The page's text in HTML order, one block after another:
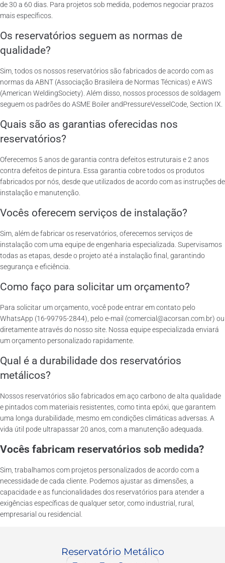
de 30 a 60 dias. Para projetos sob medida, podemos negociar prazos
mais específicos.
Os reservatórios seguem as normas de
qualidade?
Sim, todos os nossos reservatórios são fabricados de acordo com as
normas da ABNT (Associação Brasileira de Normas Técnicas) e AWS
(American WeldingSociety). Além disso, nossos processos de soldagem
seguem os padrões do ASME Boiler andPressureVesselCode, Section IX.
Quais são as garantias oferecidas nos
reservatórios?
Oferecemos 5 anos de garantia contra defeitos estruturais e 2 anos
contra defeitos de pintura. Essa garantia cobre todos os produtos
fabricados por nós, desde que utilizados de acordo com as instruções de
instalação e manutenção.
Vocês oferecem serviços de instalação?
Sim, além de fabricar os reservatórios, oferecemos serviços de
instalação com uma equipe de engenharia especializada. Supervisamos
todas as etapas, desde o projeto até a instalação final, garantindo
segurança e eficiência.
Como faço para solicitar um orçamento?
Para solicitar um orçamento, você pode entrar em contato pelo
WhatsApp (16-99795-2844), pelo e-mail (comercial@acorsan.com.br) ou
diretamente através do nosso site. Nossa equipe especializada enviará
um orçamento personalizado rapidamente.
Qual é a durabilidade dos reservatórios
metálicos?
Nossos reservatórios são fabricados em aço carbono de alta qualidade
e pintados com materiais resistentes, como tinta epóxi, que garantem
uma longa durabilidade, mesmo em condições climáticas adversas. A
vida útil pode ultrapassar 20 anos, com a manutenção adequada.
Vocês fabricam reservatórios sob medida?
Sim, trabalhamos com projetos personalizados de acordo com a
necessidade de cada cliente. Podemos ajustar as dimensões, a
capacidade e as funcionalidades dos reservatórios para atender a
exigências específicas de qualquer setor, como industrial, rural,
empresarial ou residencial.
Reservatório Metálico